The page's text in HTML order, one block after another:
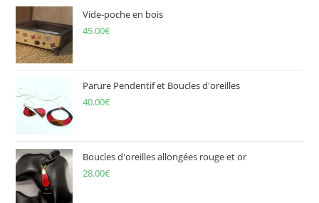
Vide-poche en bois
45.00€
Parure Pendentif et Boucles d'oreilles
40.00€
Boucles d'oreilles allongées rouge et or
28.00€